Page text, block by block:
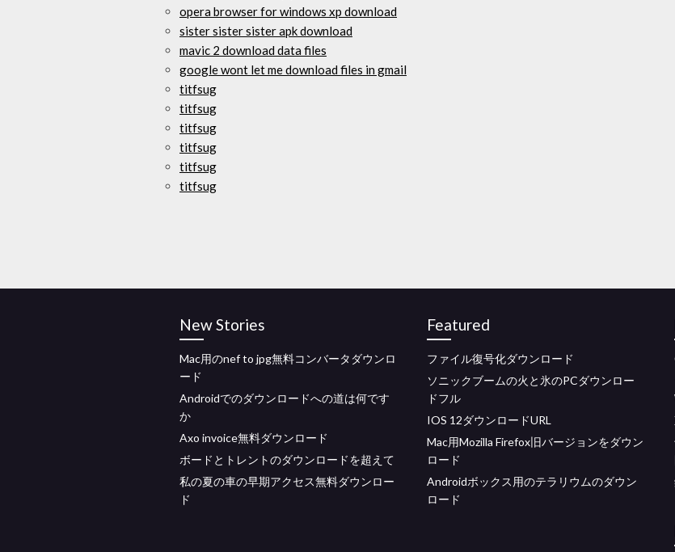
opera browser for windows xp download
sister sister sister apk download
mavic 2 download data files
google wont let me download files in gmail
titfsug
titfsug
titfsug
titfsug
titfsug
titfsug
New Stories
Mac用のnef to jpg無料コンバータダウンロ
ード
Androidでのダウンロードへの道は何です
か
Axo invoice無料ダウンロード
ボードとトレントのダウンロードを超えて
私の夏の車の早期アクセス無料ダウンロー
ド
Featured
ファイル復号化ダウンロード
ソニックブームの火と氷のPCダウンロー
ドフル
IOS 12ダウンロードURL
Mac用Mozilla Firefox旧バージョンをダウン
ロード
Androidボックス用のテラリウムのダウン
ロード